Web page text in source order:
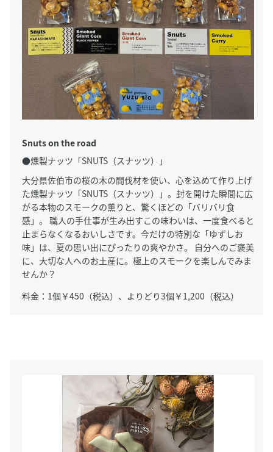
Snuts on the road
●燻製ナッツ「SNUTS（スナッツ）」
大分県佐伯市の桜の木の間伐材を使い、心を込めて作り上げ
た燻製ナッツ「SNUTS（スナッツ）」。封を開けた瞬間に広
がる本物のスモークの薫りと、驚くほどの「バリバリ食
感」。 職人の手仕事が生み出すこの味わいは、一度食べると
止まらなくなるおいしさです。今だけの特別な「ゆずしお
味」は、夏の思い出にぴったりの爽やかさ。 自分へのご褒美
に、大切な人へのお土産に。極上のスモークを楽しんでみま
せんか？
料金：1個￥450（税込）、よりどり3個￥1,200（税込）